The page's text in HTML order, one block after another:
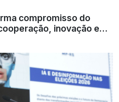
compromisso do
inovação e